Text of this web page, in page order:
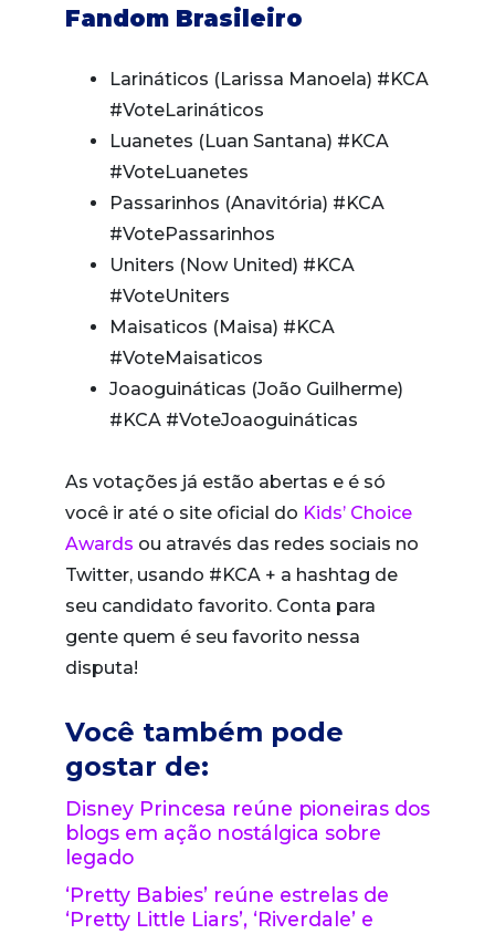
Fandom Brasileiro
Larináticos (Larissa Manoela) #KCA
#VoteLarináticos
Luanetes (Luan Santana) #KCA
#VoteLuanetes
Passarinhos (Anavitória) #KCA
#VotePassarinhos
Uniters (Now United) #KCA
#VoteUniters
Maisaticos (Maisa) #KCA
#VoteMaisaticos
Joaoguináticas (João Guilherme)
#KCA #VoteJoaoguináticas
As votações já estão abertas e é só
você ir até o site oficial do Kids’ Choice
Awards ou através das redes sociais no
Twitter, usando #KCA + a hashtag de
seu candidato favorito. Conta para
gente quem é seu favorito nessa
disputa!
Você também pode
gostar de:
Disney Princesa reúne pioneiras dos
blogs em ação nostálgica sobre
legado
‘Pretty Babies’ reúne estrelas de
‘Pretty Little Liars’, ‘Riverdale’ e